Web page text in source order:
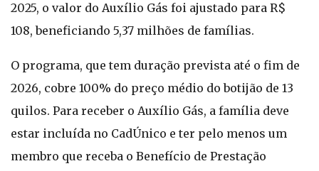
2025, o valor do Auxílio Gás foi ajustado para R$
108, beneficiando 5,37 milhões de famílias.
O programa, que tem duração prevista até o fim de
2026, cobre 100% do preço médio do botijão de 13
quilos. Para receber o Auxílio Gás, a família deve
estar incluída no CadÚnico e ter pelo menos um
membro que receba o Benefício de Prestação